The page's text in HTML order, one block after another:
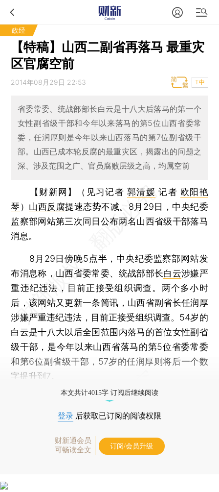
政经
【特稿】山西二副省再落马 最重灾
区官腐空前
2014年08月29日 22:53 T中
省委常委、统战部部长白云是十八大后落马的第一个
女性副省级干部和今年以来落马的第5位山西省委常
委，任润厚则是今年以来山西落马的第7位副省级干
部。山西已成本轮反腐的最重灾区，揭露出的问题之
深、涉及范围之广、官员腐败层级之高，均属空前
【财新网】（见习记者郭清媛 记者 欧阳艳
琴 ） 山西反腐提速态势不减。8月29日，中央纪委
监察部网站第三次同日公布两名山西省级干部落马
消息。
8月29日傍晚5点半，中央纪委监察部网站发
布消息称，山西省委常委、统战部部长白云涉嫌严
重违纪违法，目前正接受组织调查。两个多小时
后，该网站又更新一条简讯，山西省副省长任润厚
涉嫌严重违纪违法，目前正接受组织调查。54岁的
白云是十八大以后全国范围内落马的首位女性副省
级干部，是今年以来山西省落马的第5位省委常委
和第6位副省级干部，57岁的任润厚则将后一个数
字提升到7。
本文共计4015字 订阅后继续阅读
登录 后获取已订阅的阅读权限
财新通会员
可畅读全文
订阅/会员升级